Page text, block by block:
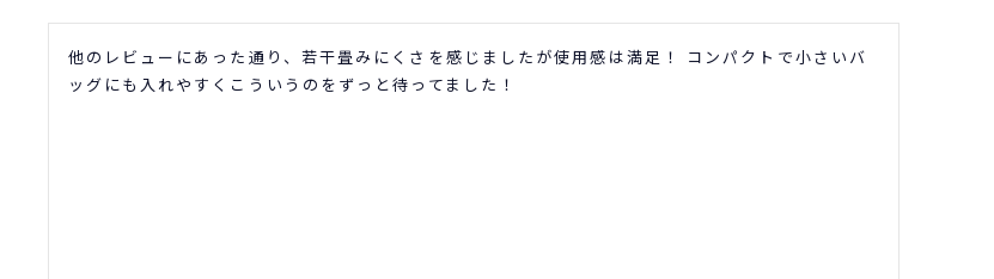
他のレビューにあった通り、若干畳みにくさを感じましたが使用感は満足！ コンパクトで小さいバ
ッグにも入れやすくこういうのをずっと待ってました！